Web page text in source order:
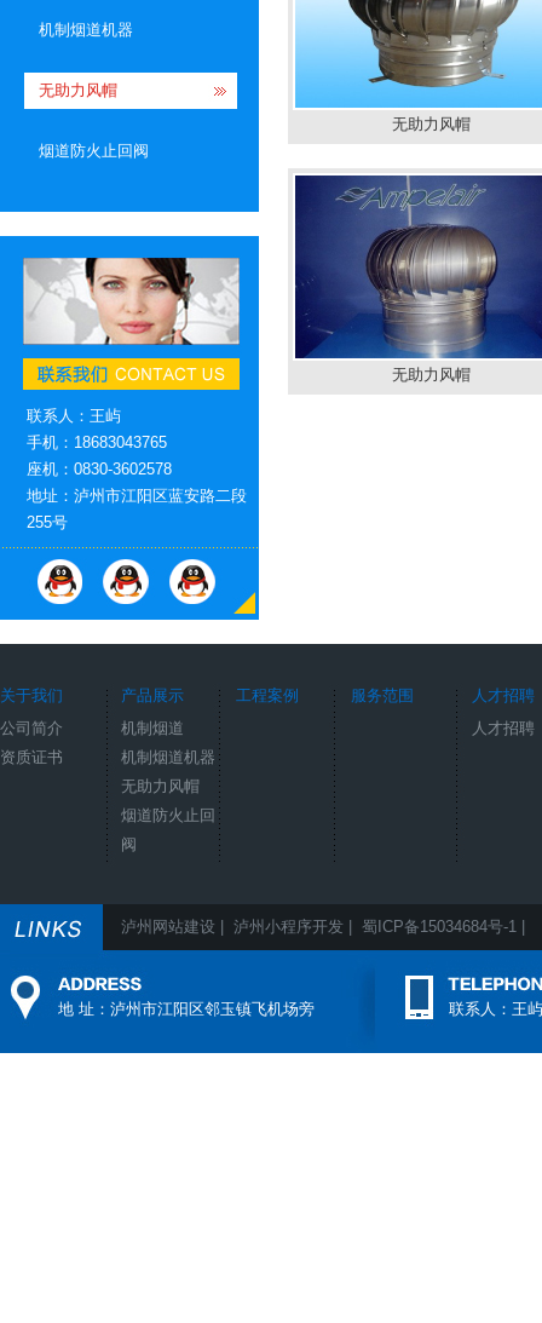
机制烟道机器
无助力风帽
烟道防火止回阀
联系人：王屿
手机：18683043765
座机：0830-3602578
地址：泸州市江阳区蓝安路二段
255号
无助力风帽
无助力风帽
关于我们
公司简介
资质证书
产品展示
机制烟道
机制烟道机器
无助力风帽
烟道防火止回
阀
工程案例 服务范围
人才招聘
人才招聘
泸州网站建设 泸州小程序开发 蜀ICP备15034684号-1
地 址：泸州市江阳区邻玉镇飞机场旁 联系人：王